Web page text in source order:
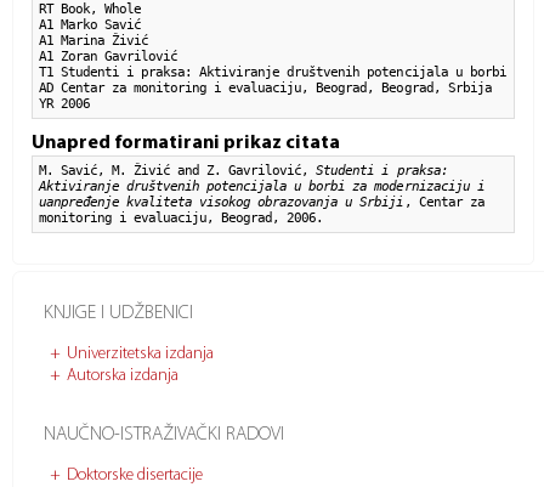
KNJIGE I UDŽBENICI
Univerzitetska izdanja
Autorska izdanja
NAUČNO-ISTRAŽIVAČKI RADOVI
Doktorske disertacije
RT Book, Whole
A1 Marko Savić
A1 Marina Živić
A1 Zoran Gavrilović
T1 Studenti i praksa: Aktiviranje društvenih potencijala u borbi za
AD Centar za monitoring i evaluaciju, Beograd, Beograd, Srbija
YR 2006
Unapred formatirani prikaz citata
M. Savić, M. Živić and Z. Gavrilović,Studenti i praksa:
Aktiviranje društvenih potencijala u borbi za modernizaciju i
uanpređenje kvaliteta visokog obrazovanja u Srbiji , Centar za
monitoring i evaluaciju, Beograd, 2006.